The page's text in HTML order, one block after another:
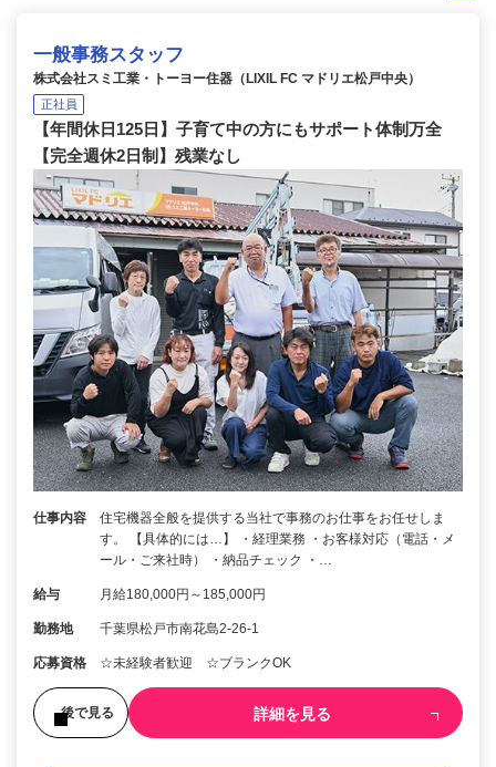
一般事務スタッフ
株式会社スミ工業・トーヨー住器（LIXIL FC マドリエ松戸中央）
正社員
【年間休日125日】子育て中の方にもサポート体制万全
【完全週休2日制】残業なし
仕事内容
住宅機器全般を提供する当社で事務のお仕事をお任せしま
す。 【具体的には…】 ・経理業務 ・お客様対応（電話・メ
ール・ご来社時） ・納品チェック ・…
給与 月給180,000円～185,000円
勤務地 千葉県松戸市南花島2-26-1
応募資格 ☆未経験者歓迎 ☆ブランクOK
後で見る 詳細を見る